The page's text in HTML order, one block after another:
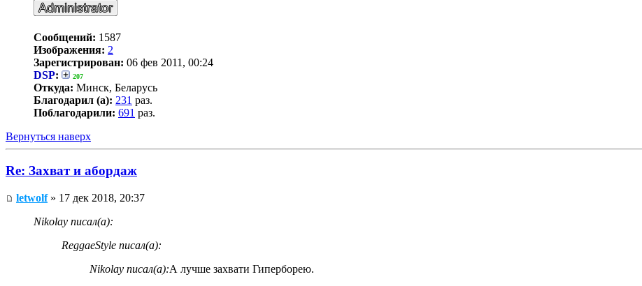
Сообщений: 1587
Изображения: 2
Зарегистрирован: 06 фев 2011, 00:24
DSP: 207
Откуда: Минск, Беларусь
Благодарил (а): 231 раз.
Поблагодарили: 691 раз.
Вернуться наверх
Re: Захват и абордаж
letwolf» 17 дек 2018, 20:37
Nikolay писал(а):
ReggaeStyle писал(а):
Nikolay писал(а):А лучше захвати Гиперборею.